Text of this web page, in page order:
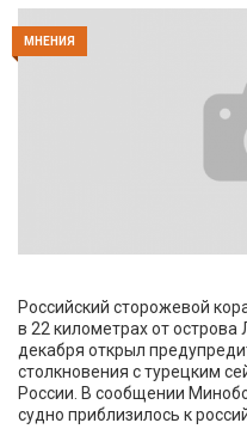
МНЕНИЯ
Российский сторожевой
в 22 километрах от
декабря открыл
столкновения с турецким
России. В сообщении
судно приблизилось к